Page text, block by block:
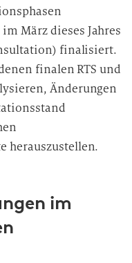
März dieses Jahres
finalisiert.
finalen RTS und
Änderungen
herauszustellen.
im